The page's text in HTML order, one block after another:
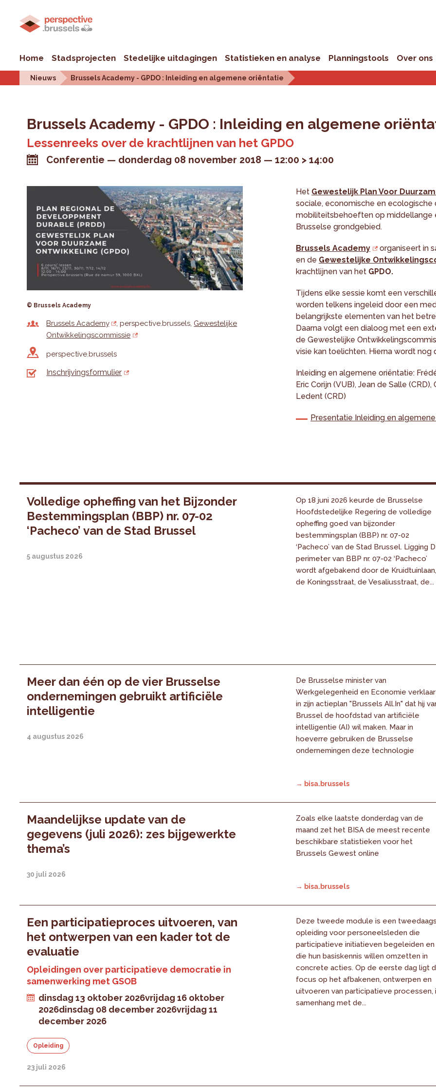
Home Stadsprojecten Stedelijke uitdagingen Statistieken en analyse Planningstools Over ons
Nieuws Brussels Academy - GPDO : Inleiding en algemene oriëntatie
Brussels Academy - GPDO : Inleiding en algemene
Lessenreeks over de krachtlijnen van het GPDO
Conferentie donderdag 08 november 2018 12:00 > 14:00
© Brussels Academy
Brussels Academy perspective.brussels Gewestelijke
Ontwikkelingscommissie
perspective.brussels
Inschrijvingsformulier
Het Gewestelijk Plan Voor
sociale, economische en
mobiliteitsbehoeften op middellange
Brusselse grondgebied.
Brussels Academy
organiseert in
en de Gewestelijke
krachtlijnen van het GPDO.
Tijdens elke sessie komt een
worden telkens ingeleid door een
belangrijkste elementen van het
Daarna volgt een dialoog met een
de Gewestelijke
visie kan toelichten. Hierna wordt
Inleiding en algemene oriëntatie:
Eric Corijn (VUB), Jean de Salle
Ledent (CRD)
Presentatie Inleiding en
Volledige opheffing van het Bijzonder
Bestemmingsplan (BBP) nr. 07-02
‘Pacheco’ van de Stad Brussel
5 augustus 2026
Op 18 juni 2026 keurde de Brusselse
Hoofdstedelijke Regering de volledige
opheffing goed van bijzonder
bestemmingsplan (BBP) nr. 07-02
‘Pacheco’ van de Stad Brussel. Ligging
perimeter van BBP nr. 07-02 ‘Pacheco’
wordt afgebakend door de
de Koningsstraat, de Vesaliusstraat, de...
Meer dan één op de vier Brusselse
ondernemingen gebruikt artificiële
intelligentie
4 augustus 2026
De Brusselse minister van
Werkgelegenheid en Economie
in zijn actieplan "Brussels All.In" dat hij
Brussel de hoofdstad van artificiële
intelligentie (AI) wil maken. Maar in
hoeverre gebruiken de Brusselse
ondernemingen deze technologie
→ bisa.brussels
Maandelijkse update van de
gegevens (juli 2026): zes bijgewerkte
thema’s
30 juli 2026
Zoals elke laatste donderdag van de
maand zet het BISA de meest recente
beschikbare statistieken voor het
Brussels Gewest online
→ bisa.brussels
Een participatieproces uitvoeren, van
het ontwerpen van een kader tot de
evaluatie
Opleidingen over participatieve democratie in
samenwerking met GSOB
dinsdag 13 oktober 2026vrijdag 16 oktober
2026dinsdag 08 december 2026vrijdag 11
december 2026
Opleiding
23 juli 2026
Deze tweede module is een
opleiding voor personeelsleden die
participatieve initiatieven begeleiden en
die hun basiskennis willen omzetten in
concrete acties. Op de eerste dag ligt
focus op het afbakenen, ontwerpen en
uitvoeren van participatieve processen,
samenhang met de...